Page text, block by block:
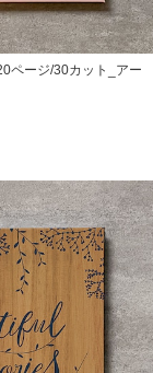
ページ/30カット_アー